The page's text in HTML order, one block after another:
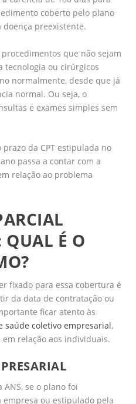
coberto pelo plano
doença preexistente.
que não sejam
tecnologia ou cirúrgicos
normalmente, desde que já
normal. Ou seja, o
e exames simples sem
da CPT estipulada no
passa a contar com a
relação ao problema
QUAL É O
fixado para essa cobertura é
da data de contratação ou
ficar atento às
saúde coletivo empresarial,
relação aos individuais.
ANS, se o plano foi
ou estipulado pela